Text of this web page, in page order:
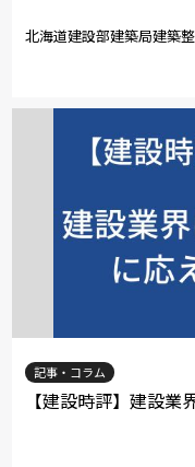
北海道建設部建築局建築
記事・コラム
【建設時評】建設